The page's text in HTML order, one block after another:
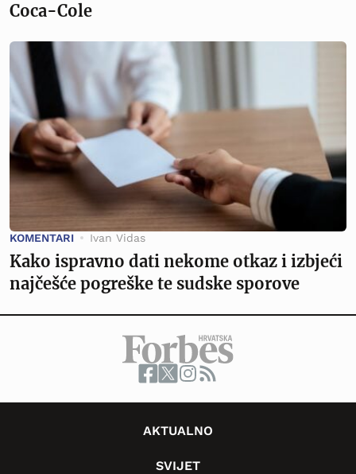
Coca-Cole
KOMENTARI Ivan Vidas
Kako ispravno dati nekome otkaz i izbjeći
najčešće pogreške te sudske sporove
AKTUALNO
SVIJET